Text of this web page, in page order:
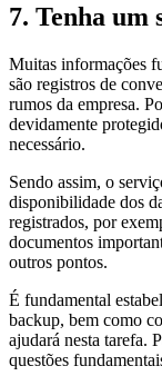
7. Tenha um
Muitas informações
são registros de
rumos da empresa.
devidamente
necessário.
Sendo assim, o
disponibilidade dos
registrados, por
documentos
outros pontos.
É fundamental
backup, bem como
ajudará nesta tarefa.
questões